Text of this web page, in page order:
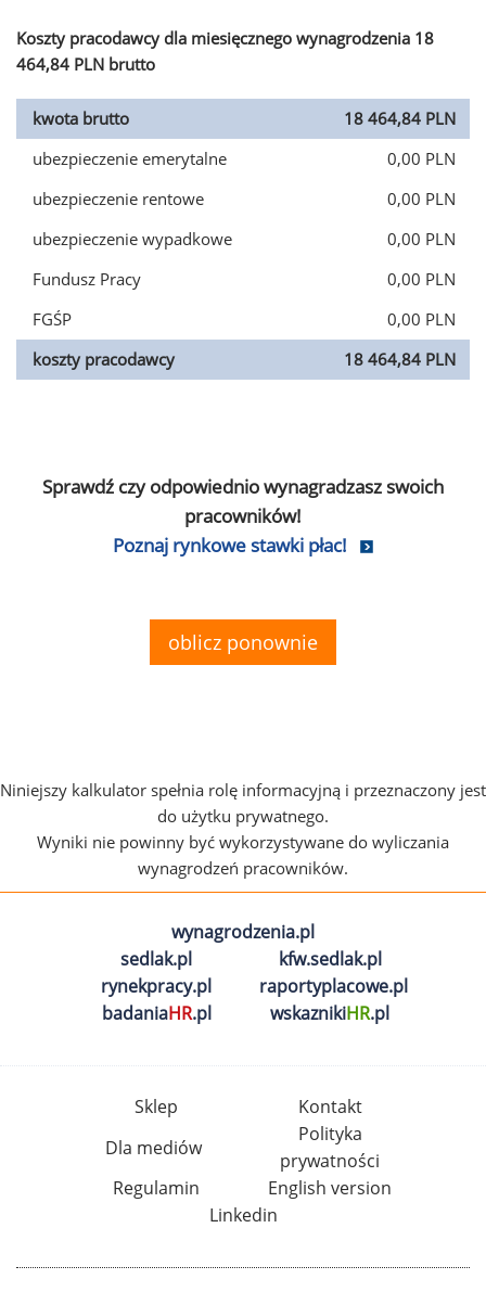
Koszty pracodawcy dla miesięcznego wynagrodzenia 18
464,84 PLN brutto
kwota brutto
18 464,84 PLN
ubezpieczenie emerytalne
0,00 PLN
ubezpieczenie rentowe
0,00 PLN
ubezpieczenie wypadkowe
0,00 PLN
Fundusz Pracy
0,00 PLN
FGŚP
0,00 PLN
koszty pracodawcy
18 464,84 PLN
Sprawdź czy odpowiednio wynagradzasz swoich
pracowników!
Poznaj rynkowe stawki płac!
oblicz ponownie
Niniejszy kalkulator spełnia rolę informacyjną i przeznaczony jest
do użytku prywatnego.
Wyniki nie powinny być wykorzystywane do wyliczania
wynagrodzeń pracowników.
wynagrodzenia.pl
sedlak.pl
kfw.sedlak.pl
rynekpracy.pl
raportyplacowe.pl
badaniaHR.pl wskaznikiHR.pl
Sklep
Kontakt
Dla mediów
Polityka
prywatności
Regulamin
English version
Linkedin